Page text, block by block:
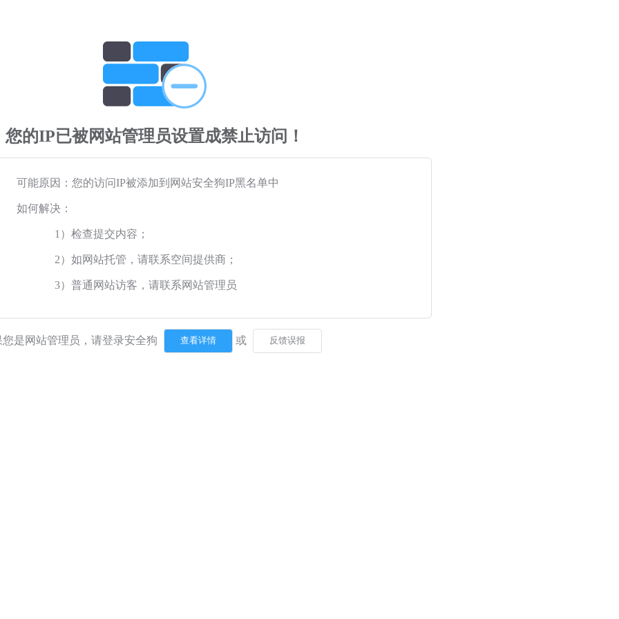
您的IP已被网站管理员设置成禁止访问！
可能原因：您的访问IP被添加到网站安全狗IP黑名单中
如何解决：
1）检查提交内容；
2）如网站托管，请联系空间提供商；
3）普通网站访客，请联系网站管理员
您是网站管理员，请登录安全狗 或